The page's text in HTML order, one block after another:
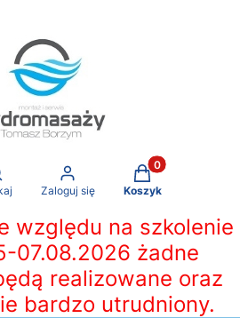
wyszukiwarkę
Zaloguj się
Produkty w
Koszyk
względu na szkolenie
07.08.2026 żadne
realizowane oraz
bardzo utrudniony.